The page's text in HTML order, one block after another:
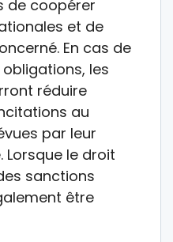
de coopérer
et de
En cas de
les
réduire
au
par leur
Lorsque le droit
sanctions
être